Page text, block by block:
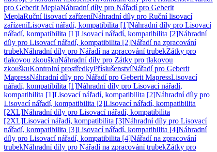
pro Geberit MeplaNáhradní díly pro Nářadí pro Geberit
MeplaRuční lisovací zařízeníNáhradní díly pro Ruční lisovací
zařízeníLisovací nářadí, kompatibilita [1]Náhradní díly pro Lisovací
nářadí, kompatibilita [1]Lisovací nářadí, kompatibilita [2]Náhradní
díly pro Lisovací nářadí, kompatibilita [2]Nářadí na zpracování
trubekNáhradní díly pro Nářadí na zpracování trubekZátky pro
tlakovou zkouškuNáhradní díly pro Zátky pro tlakovou
zkouškuKontrolní prostředkyPříslušenstvíNářadí pro Geberit
MapressNáhradní díly pro Nářadí pro Geberit MapressLisovací
nářadí, kompatibilita [1]Náhradní díly pro Lisovací nářadí,
kompatibilita [1]Lisovací nářadí, kompatibilita [2]Náhradní díly pro
Lisovací nářadí, kompatibilita [2]Lisovací nářadí, kompatibilita
[2XL]Náhradní díly pro Lisovací nářadí, kompatibilita
[2XL]Lisovací nářadí, kompatibilita [3]Náhradní díly pro Lisovací
nářadí, kompatibilita [3]Lisovací nářadí, kompatibilita [4]Náhradní
díly pro Lisovací nářadí, kompatibilita [4]Nářadí na zpracování
trubekNáhradní díly pro Nářadí na zpracování trubekZátky pro